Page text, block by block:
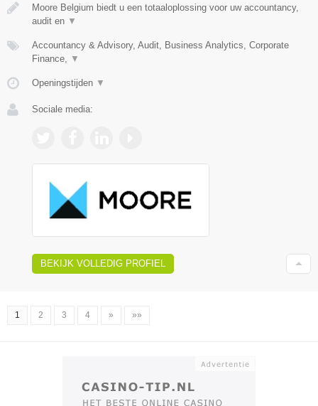
Moore Belgium biedt u een totaaloplossing voor uw accountancy,
audit en ▼
Accountancy & Advisory, Audit, Business Analytics, Corporate
Finance,
▼
Openingstijden ▼
Sociale media:
BEKIJK VOLLEDIG PROFIEL
1 2 3 4 » »»